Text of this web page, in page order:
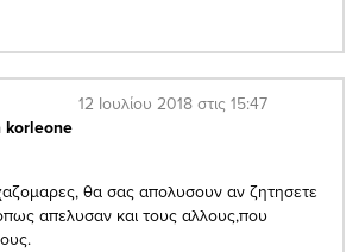
korleone
12 Ιουλίου 2018 στις 15:47
θα σας απολυσουν αν ζητησετε
απελυσαν και τους αλλους,που